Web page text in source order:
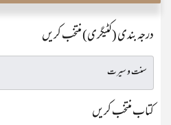
درجہ بندی (کٹیگری) منتخب کریں
کتاب منتخب کریں